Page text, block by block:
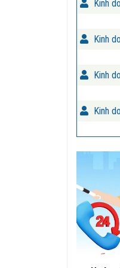
Kinh
Kinh
Kinh
Kinh